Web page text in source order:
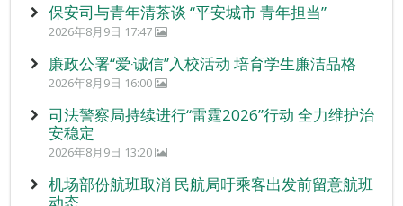
保安司与青年清茶谈 “平安城市 青年担当”
2026年8月9日 17:47
廉政公署“爱‧诚信”入校活动 培育学生廉洁品格
2026年8月9日 16:00
司法警察局持续进行“雷霆2026”行动 全力维护治
安稳定
2026年8月9日 13:20
机场部份航班取消 民航局吁乘客出发前留意航班
动态